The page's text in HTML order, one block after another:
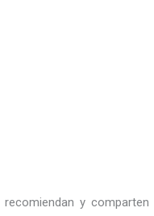
recomiendan y